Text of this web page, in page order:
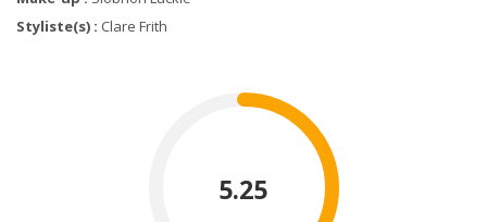
Styliste(s) : Clare Frith
5.25